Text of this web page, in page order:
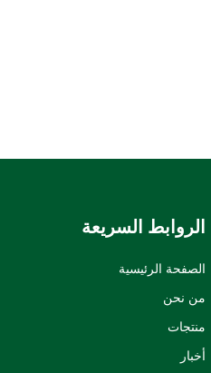
الروابط السريعة
الصفحة الرئيسية
من نحن
منتجات
أخبار